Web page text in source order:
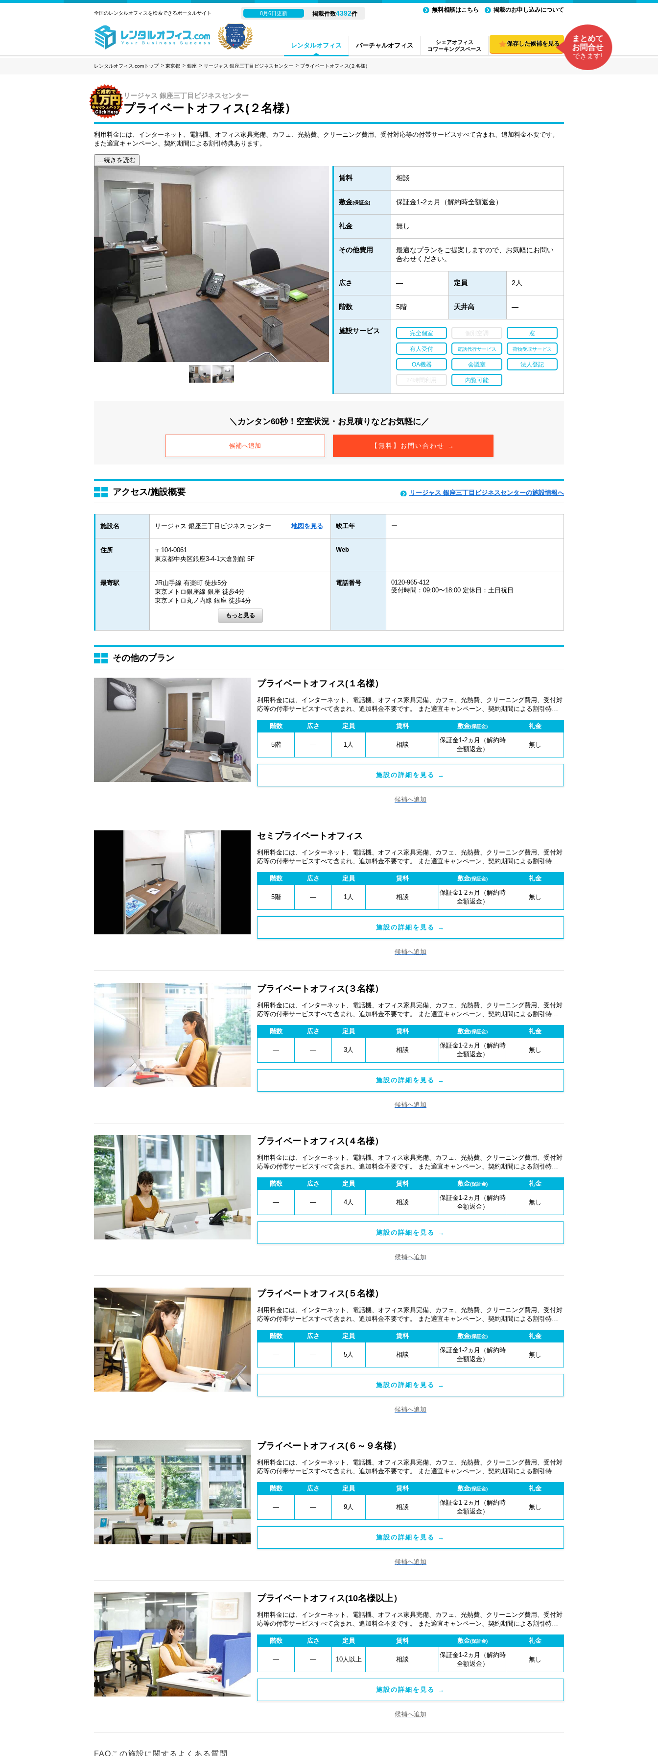
レンタルオフィス バーチャルオフィス
シェアオフィス
コワーキングスペース
全国のレンタルオフィスを検索できるポータルサイト 8月6日更新 掲載件数4392件
無料相談はこちら 掲載のお申し込みについて
保存した候補を見る
まとめて
お問合せ
できます!
レンタルオフィス.comトップ 東京都 銀座 リージャス 銀座三丁目ビジネスセンター プライベートオフィス(２名様）
リージャス 銀座三丁目ビジネスセンター
プライベートオフィス(２名様）
利用料金には、インターネット、電話機、オフィス家具完備、カフェ、光熱費、クリーニング費用、受付対応等の付帯サービスすべて含まれ、追加料金不要です。
また適宜キャンペーン、契約期間による割引特典あります。
...続きを読む
賃料 相談
敷金(保証金) 保証金1-2ヵ月（解約時全額返金）
礼金 無し
その他費用
最適なプランをご提案しますので、お気軽にお問い
合わせください。
広さ ― 定員 2人
階数 5階 天井高 ―
施設サービス 完全個室 個別空調 窓
有人受付 電話代行サービス 荷物受取サービス
OA機器 会議室 法人登記
24時間利用 内覧可能
＼カンタン60秒！空室状況・お見積りなどお気軽に／
【無料】お問い合わせ →
候補へ追加
アクセス/施設概要 リージャス 銀座三丁目ビジネスセンターの施設情報へ
施設名 リージャス 銀座三丁目ビジネスセンター 地図を見る 竣工年 ー
住所
〒104-0061
東京都中央区銀座3-4-1大倉別館 5F
Web
最寄駅
JR山手線 有楽町 徒歩5分
東京メトロ銀座線 銀座 徒歩4分
東京メトロ丸ノ内線 銀座 徒歩4分
電話番号
0120-965-412
受付時間：09:00〜18:00 定休日：土日祝日
その他のプラン
プライベートオフィス(１名様）
利用料金には、インターネット、電話機、オフィス家具完備、カフェ、光熱費、クリーニング費用、受付対
応等の付帯サービスすべて含まれ、追加料金不要です。 また適宜キャンペーン、契約期間による割引特典
階数
広さ 定員 賃料 敷金(保証金) 礼金
5階 ― 1人 相談
保証金1-2ヵ月（解約時
全額返金）
無し
施設の詳細を見る →
候補へ追加
セミプライベートオフィス
利用料金には、インターネット、電話機、オフィス家具完備、カフェ、光熱費、クリーニング費用、受付対
応等の付帯サービスすべて含まれ、追加料金不要です。 また適宜キャンペーン、契約期間による割引特典
階数
広さ 定員 賃料 敷金(保証金) 礼金
5階 ― 1人 相談
保証金1-2ヵ月（解約時
全額返金）
無し
施設の詳細を見る →
候補へ追加
プライベートオフィス(３名様）
利用料金には、インターネット、電話機、オフィス家具完備、カフェ、光熱費、クリーニング費用、受付対
応等の付帯サービスすべて含まれ、追加料金不要です。 また適宜キャンペーン、契約期間による割引特典
階数
広さ 定員 賃料 敷金(保証金) 礼金
― ― 3人 相談
保証金1-2ヵ月（解約時
全額返金）
無し
施設の詳細を見る →
候補へ追加
プライベートオフィス(４名様）
利用料金には、インターネット、電話機、オフィス家具完備、カフェ、光熱費、クリーニング費用、受付対
応等の付帯サービスすべて含まれ、追加料金不要です。 また適宜キャンペーン、契約期間による割引特典
階数
広さ 定員 賃料 敷金(保証金) 礼金
― ― 4人 相談
保証金1-2ヵ月（解約時
全額返金）
無し
施設の詳細を見る →
候補へ追加
プライベートオフィス(５名様）
利用料金には、インターネット、電話機、オフィス家具完備、カフェ、光熱費、クリーニング費用、受付対
応等の付帯サービスすべて含まれ、追加料金不要です。 また適宜キャンペーン、契約期間による割引特典
階数
広さ 定員 賃料 敷金(保証金) 礼金
― ― 5人 相談
保証金1-2ヵ月（解約時
全額返金）
無し
施設の詳細を見る →
候補へ追加
プライベートオフィス(６～９名様）
利用料金には、インターネット、電話機、オフィス家具完備、カフェ、光熱費、クリーニング費用、受付対
応等の付帯サービスすべて含まれ、追加料金不要です。 また適宜キャンペーン、契約期間による割引特典
階数
広さ 定員 賃料 敷金(保証金) 礼金
― ― 9人 相談
保証金1-2ヵ月（解約時
全額返金）
無し
施設の詳細を見る →
候補へ追加
プライベートオフィス(10名様以上）
利用料金には、インターネット、電話機、オフィス家具完備、カフェ、光熱費、クリーニング費用、受付対
応等の付帯サービスすべて含まれ、追加料金不要です。 また適宜キャンペーン、契約期間による割引特典
階数
広さ 定員 賃料 敷金(保証金) 礼金
― ― 10人以上 相談
保証金1-2ヵ月（解約時
全額返金）
無し
施設の詳細を見る →
候補へ追加
FAQこの施設に関するよくある質問